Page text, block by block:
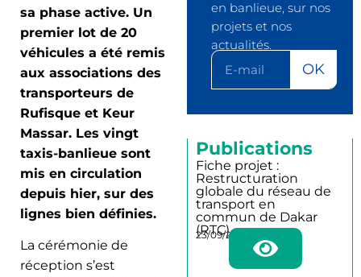
sa phase active. Un
premier lot de 20
véhicules a été remis
aux associations des
transporteurs de
Rufisque et Keur
Massar. Les vingt
taxis-banlieue sont
mis en circulation
depuis hier, sur des
lignes bien définies.
La cérémonie de
réception s’est
en banlieue, sur nos
projets et nos
actualités.
OK
Publications
Fiche projet :
Restructuration
globale du réseau de
transport en
commun de Dakar
(RTC)
23/09/2025